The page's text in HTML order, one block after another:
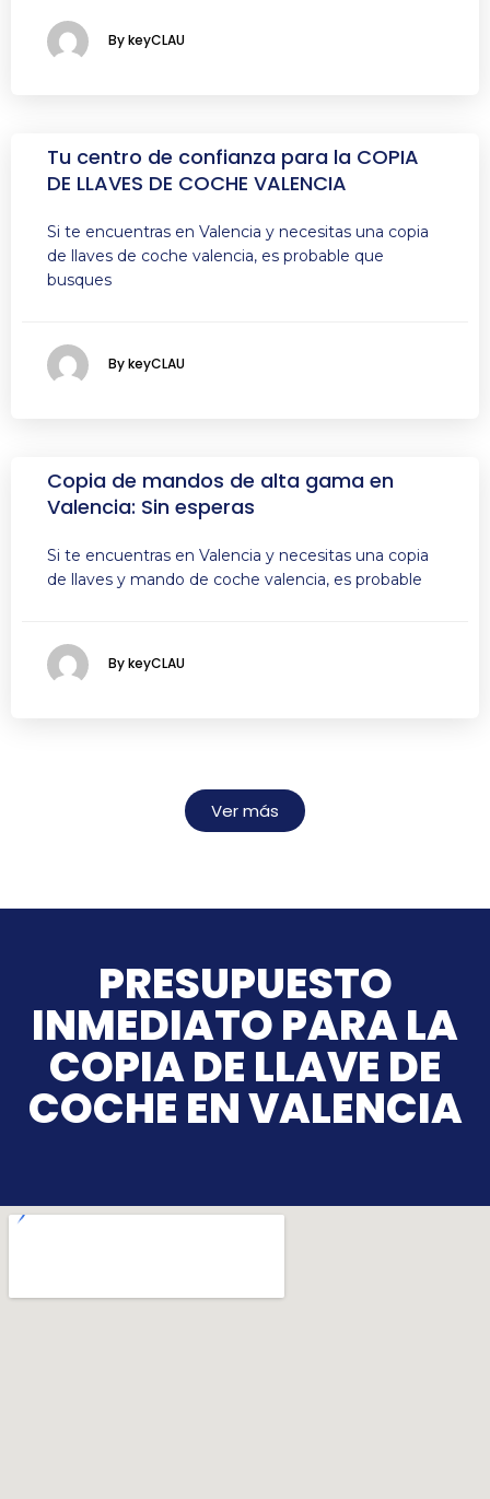
By keyCLAU
Tu centro de confianza para la COPIA
DE LLAVES DE COCHE VALENCIA
Si te encuentras en Valencia y necesitas una copia
de llaves de coche valencia, es probable que
busques
By keyCLAU
Copia de mandos de alta gama en
Valencia: Sin esperas
Si te encuentras en Valencia y necesitas una copia
de llaves y mando de coche valencia, es probable
By keyCLAU
Ver más
PRESUPUESTO
INMEDIATO PARA LA
COPIA DE LLAVE DE
COCHE EN VALENCIA